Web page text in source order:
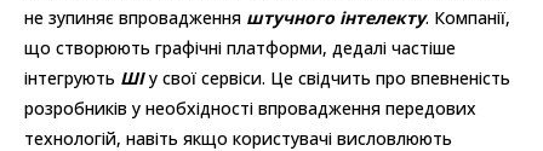
не зупиняє впровадження штучного інтелекту. Компанії,
що створюють графічні платформи, дедалі частіше
інтегрують ШІу свої сервіси. Це свідчить про впевненість
розробників у необхідності впровадження передових
технологій, навіть якщо користувачі висловлюють